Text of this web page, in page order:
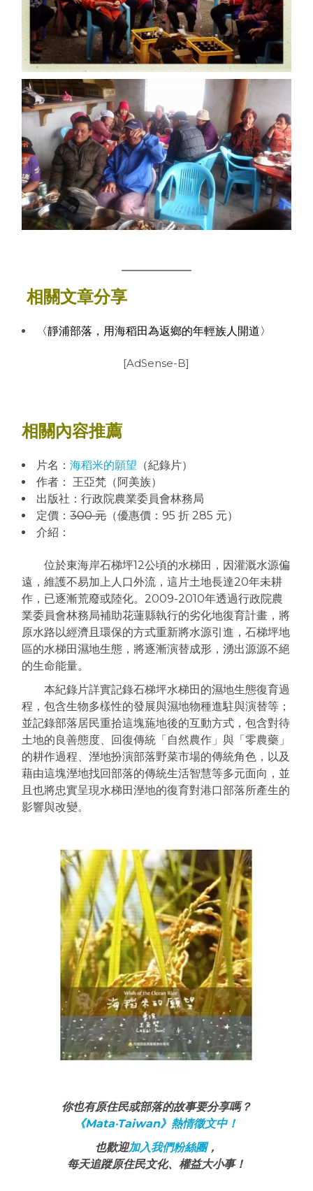
相關文章分享
〈靜浦部落，用海稻田為返鄉的年輕族人開道〉
[AdSense-B]
相關內容推薦
片名：海稻米的願望 （紀錄片）
作者： 王亞梵（阿美族）
出版社：行政院農業委員會林務局
定價：300 元（優惠價：95 折 285 元）
介紹：
位於東海岸石梯坪12公頃的水梯田，因灌溉水源偏
遠，維護不易加上人口外流，這片土地長達20年未耕
作，已逐漸荒廢或陸化。2009-2010年透過行政院農
業委員會林務局補助花蓮縣執行的劣化地復育計畫，將
原水路以經濟且環保的方式重新將水源引進，石梯坪地
區的水梯田濕地生態，將逐漸演替成形，湧出源源不絕
的生命能量。
本紀錄片詳實記錄石梯坪水梯田的濕地生態復育過
程，包含生物多樣性的發展與濕地物種進駐與演替等；
並記錄部落居民重拾這塊葹地後的互動方式，包含對待
土地的良善態度、回復傳統「自然農作」與「零農藥」
的耕作過程、溼地扮演部落野菜市場的傳統角色，以及
藉由這塊溼地找回部落的傳統生活智慧等多元面向，並
且也將忠實呈現水梯田溼地的復育對港口部落所產生的
影響與改變。
你也有原住民或部落的故事要分享嗎？
《Mata‧Taiwan》熱情徵文中！
也歡迎加入我們粉絲團，
每天追蹤原住民文化、權益大小事！